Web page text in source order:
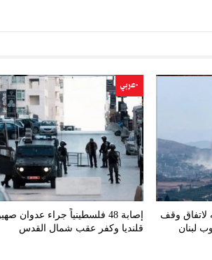
لاتفاق وقف
لبنان
-عربي
إصابة 48 فلسطينياً جراء عدوان
قلنديا وكفر عقب شمال القدس